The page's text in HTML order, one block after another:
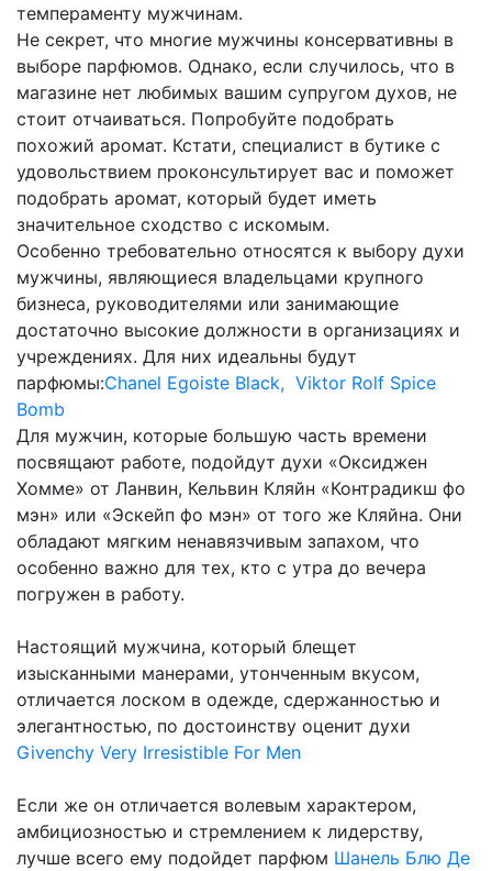
темпераменту мужчинам.
Не секрет, что многие мужчины консервативны в
выборе парфюмов. Однако, если случилось, что в
магазине нет любимых вашим супругом духов, не
стоит отчаиваться. Попробуйте подобрать
похожий аромат. Кстати, специалист в бутике с
удовольствием проконсультирует вас и поможет
подобрать аромат, который будет иметь
значительное сходство с искомым.
Особенно требовательно относятся к выбору духи
мужчины, являющиеся владельцами крупного
бизнеса, руководителями или занимающие
достаточно высокие должности в организациях и
учреждениях. Для них идеальны будут
парфюмы:Chanel Egoiste Black, Viktor Rolf Spice
Bomb
Для мужчин, которые большую часть времени
посвящают работе, подойдут духи «Оксиджен
Хомме» от Ланвин, Кельвин Кляйн «Контрадикш фо
мэн» или «Эскейп фо мэн» от того же Кляйна. Они
обладают мягким ненавязчивым запахом, что
особенно важно для тех, кто с утра до вечера
погружен в работу.
Настоящий мужчина, который блещет
изысканными манерами, утонченным вкусом,
отличается лоском в одежде, сдержанностью и
элегантностью, по достоинству оценит духи
Givenchy Very Irresistible For Men
Если же он отличается волевым характером,
амбициозностью и стремлением к лидерству,
лучше всего ему подойдет парфюм Шанель Блю Де